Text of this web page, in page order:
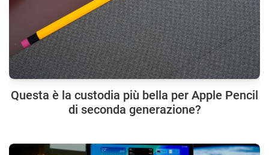
Questa è la custodia più bella per Apple Pencil
di seconda generazione?